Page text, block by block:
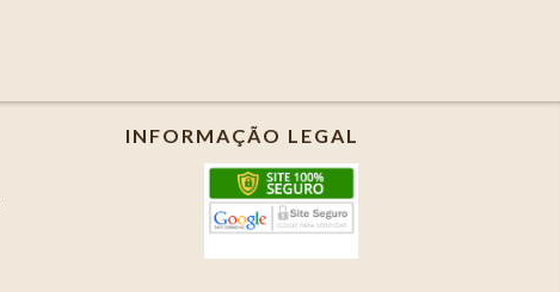
INFORMAÇÃO LEGAL